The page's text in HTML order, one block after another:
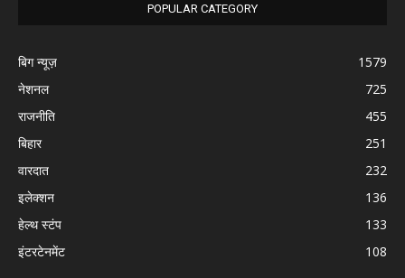
POPULAR CATEGORY
बिग न्यूज़
1579
नेशनल
725
राजनीति
455
बिहार
251
वारदात
232
इलेक्शन
136
हेल्थ स्टंप
133
इंटरटेनमेंट
108